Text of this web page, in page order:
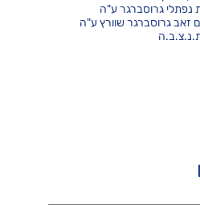
גרוסברגר ע"ה
גרוסברגר שוורץ ע"ה